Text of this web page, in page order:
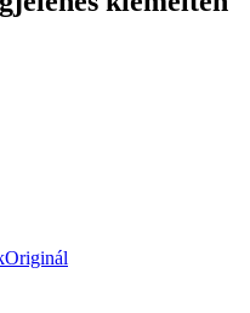
Originál